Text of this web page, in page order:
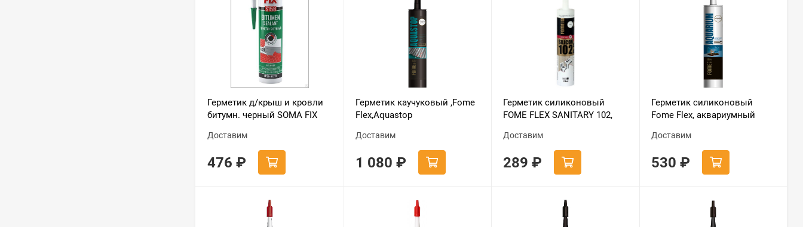
Герметик д/крыш и кровли
битумн. черный SOMA FIX
Доставим
476 ₽
Герметик каучуковый ,Fome
Flex,Aquastop
Доставим
1 080 ₽
Герметик силиконовый
FOME FLEX SANITARY 102,
Доставим
289 ₽
Герметик силиконовый
Fome Flex, аквариумный
Доставим
530 ₽